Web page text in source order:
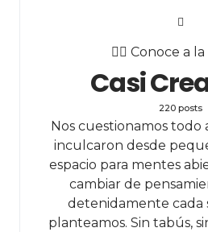
✍🏻 Conoce a
Casi
220 posts
Nos cuestionamos
inculcaron desde
espacio para mentes
cambiar de
detenidamente cada
planteamos. Sin tabús,